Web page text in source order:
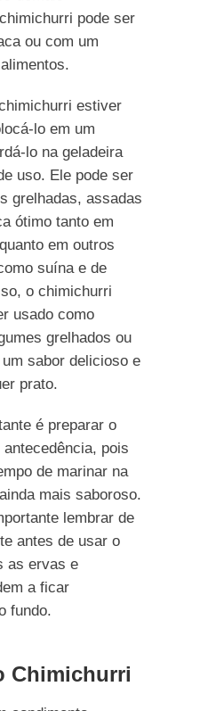
pode ser
ou com um
estiver
lo em um
lo na geladeira
uso. Ele pode ser
grelhadas, assadas
ótimo tanto em
em outros
suína e de
o chimichurri
usado como
grelhados ou
sabor delicioso e
prato.
é preparar o
pois
de marinar na
mais saboroso.
lembrar de
antes de usar o
as ervas e
a ficar
fundo.
Chimichurri